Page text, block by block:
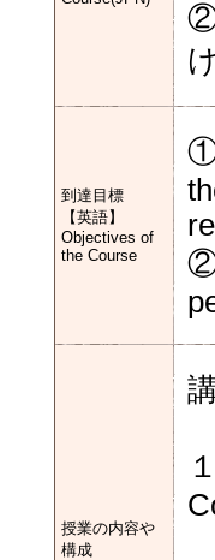
②
到達目標
【英語】
Objectives of
the Course
①
授業の内容や
構成